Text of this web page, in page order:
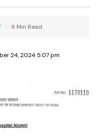
24, 2024 5:07 pm
9 Min Read